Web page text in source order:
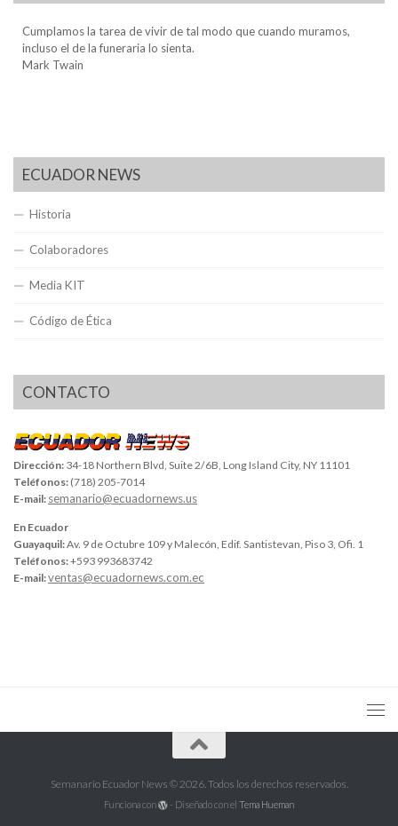
Cumplamos la tarea de vivir de tal modo que cuando muramos,
incluso el de la funeraria lo sienta.
Mark Twain
ECUADOR NEWS
Historia
Colaboradores
Media KIT
Código de Ética
CONTACTO
Dirección: 34-18 Northern Blvd, Suite 2/6B, Long Island City, NY 11101
Teléfonos: (718) 205-7014
E-mail: semanario@ecuadornews.us
En Ecuador
Guayaquil:Av. 9 de Octubre 109 y Malecón, Edif. Santistevan, Piso 3, Ofi. 1
Teléfonos:+593 993683742
E-mail:ventas@ecuadornews.com.ec
Semanario Ecuador News © 2026. Todos los derechos reservados.
Funciona con - Diseñado con el Tema Hueman